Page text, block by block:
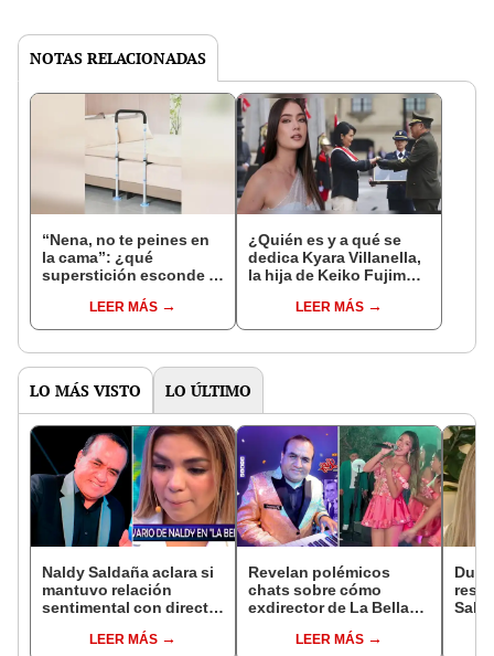
NOTAS RELACIONADAS
“Nena, no te peines en
la cama”: ¿qué
superstición esconde la
Enanitos Verdes?
LEER MÁS
¿Quién es y a qué se
dedica Kyara Villanella,
la hija de Keiko Fujimori
nivel nacional?
LEER MÁS
LO MÁS VISTO LO ÚLTIMO
Naldy Saldaña aclara si
mantuvo relación
sentimental con director
denunciarlo por
LEER MÁS
Revelan polémicos
chats sobre cómo
exdirector de La Bella
cantante Claudia
LEER MÁS